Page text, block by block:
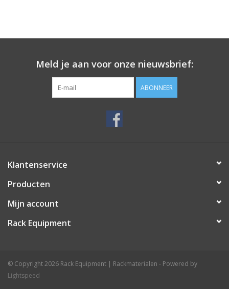
Meld je aan voor onze nieuwsbrief:
ABONNEER
Klantenservice
Producten
Mijn account
Rack Equipment
© Copyright 2026 Rack Equipment | Rackmaterialen - Powered by
Lightspeed